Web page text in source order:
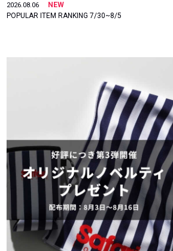
2026.08.06
NEW
POPULAR ITEM RANKING 7/30~8/5